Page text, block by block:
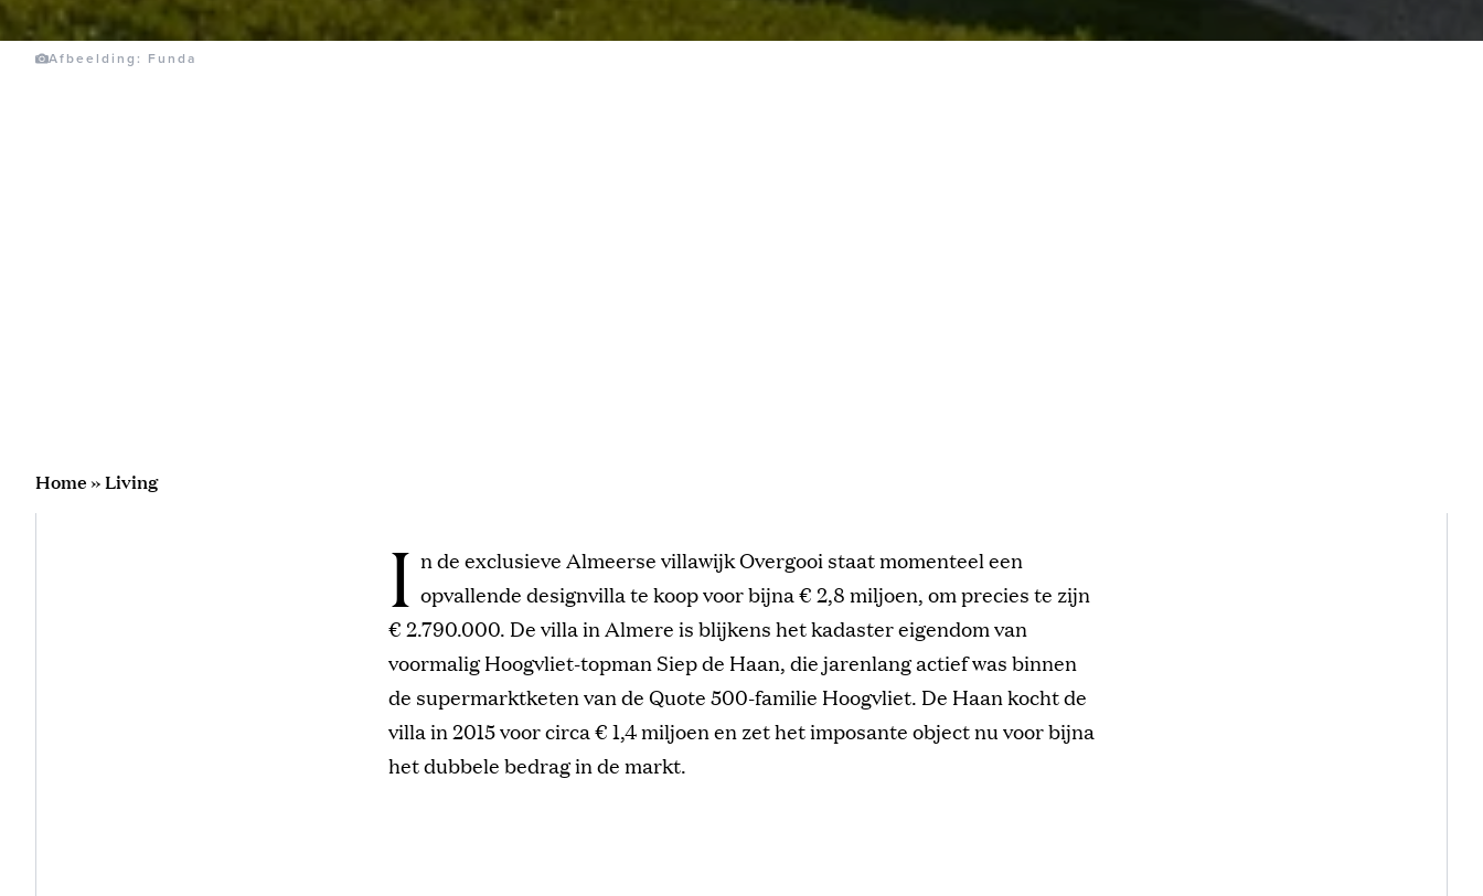
Afbeelding: Funda
Home»Living
I n de exclusieve Almeerse villawijk Overgooi staat momenteel een
opvallende designvilla te koop voor bijna € 2,8 miljoen, om precies te zijn
€ 2.790.000. De villa in Almere is blijkens het kadaster eigendom van
voormalig Hoogvliet-topman Siep de Haan, die jarenlang actief was binnen
de supermarktketen van de Quote 500-familie Hoogvliet. De Haan kocht de
villa in 2015 voor circa € 1,4 miljoen en zet het imposante object nu voor bijna
het dubbele bedrag in de markt.